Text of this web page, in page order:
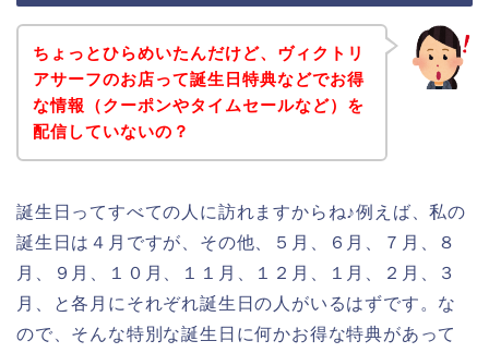
ちょっとひらめいたんだけど、ヴィクトリ
アサーフのお店って誕生日特典などでお得
な情報（クーポンやタイムセールなど）を
配信していないの？
誕生日ってすべての人に訪れますからね♪例えば、私の
誕生日は４月ですが、その他、５月、６月、７月、８
月、９月、１０月、１１月、１２月、１月、２月、３
月、と各月にそれぞれ誕生日の人がいるはずです。な
ので、そんな特別な誕生日に何かお得な特典があって